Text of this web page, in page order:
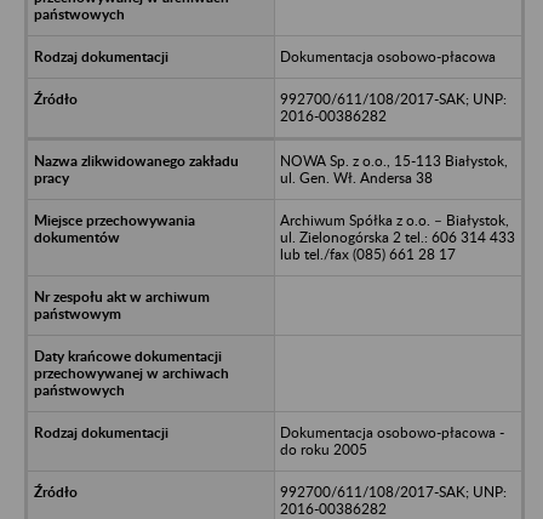
Dokumentacja osobowo-płacowa
992700/611/108/2017-SAK; UNP:
2016-00386282
NOWA Sp. z o.o., 15-113 Białystok,
ul. Gen. Wł. Andersa 38
Archiwum Spółka z o.o. – Białystok,
ul. Zielonogórska 2 tel.: 606 314 433
lub tel./fax (085) 661 28 17
Dokumentacja osobowo-płacowa -
do roku 2005
992700/611/108/2017-SAK; UNP:
2016-00386282